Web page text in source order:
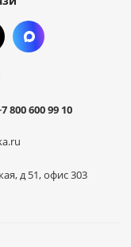
800 600 99 10
д 51, офис 303